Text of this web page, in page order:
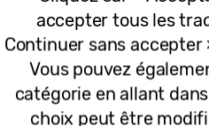
forme et
depuis votre
accepter tous les
Continuer sans
Vous pouvez
catégorie en allant
choix peut être